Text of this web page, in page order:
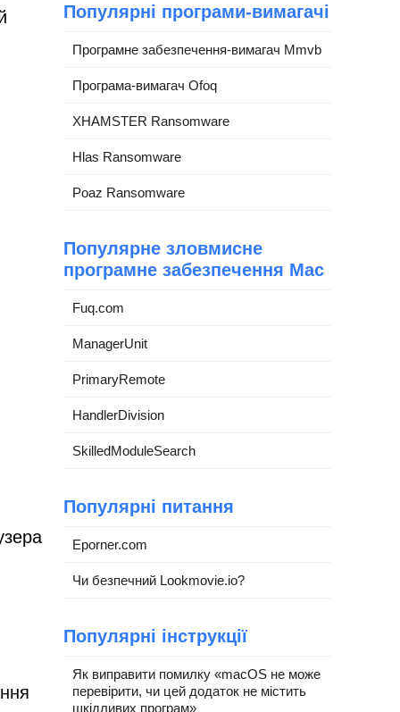
Популярні програми-вимагачі
Програмне забезпечення-вимагач Mmvb
Програма-вимагач Ofoq
XHAMSTER Ransomware
Hlas Ransomware
Poaz Ransomware
Популярне зловмисне
програмне забезпечення Mac
Fuq.com
ManagerUnit
PrimaryRemote
HandlerDivision
SkilledModuleSearch
Популярні питання
Eporner.com
Чи безпечний Lookmovie.io?
Популярні інструкції
Як виправити помилку «macOS не може
перевірити, чи цей додаток не містить
шкідливих програм»